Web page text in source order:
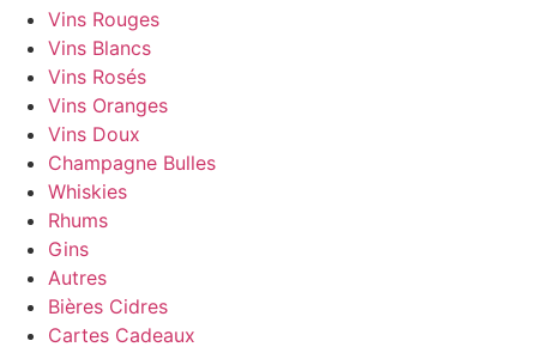
Vins Rouges
Vins Blancs
Vins Rosés
Vins Oranges
Vins Doux
Champagne Bulles
Whiskies
Rhums
Gins
Autres
Bières Cidres
Cartes Cadeaux